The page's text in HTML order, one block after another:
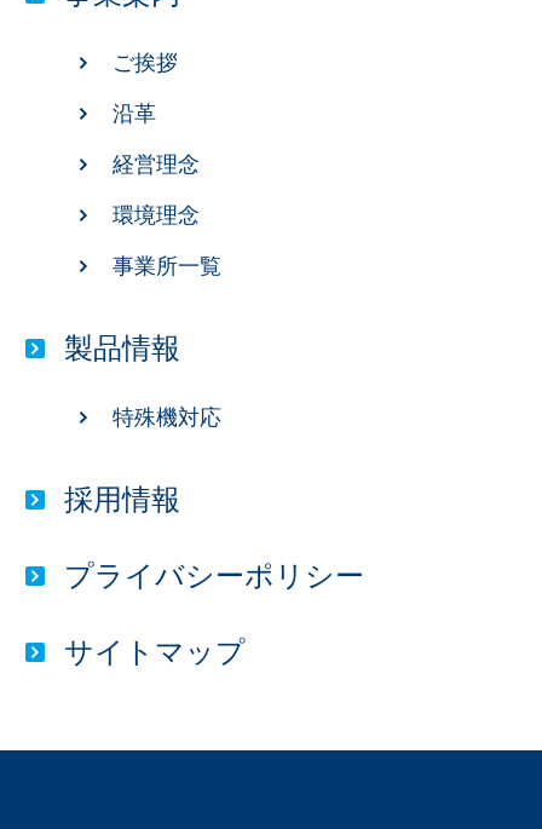
ご挨拶
沿革
経営理念
環境理念
事業所一覧
製品情報
特殊機対応
採用情報
プライバシーポリシー
サイトマップ